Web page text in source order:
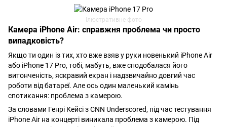
Ілюстративне фото
Камера iPhone Air: справжня проблема чи просто
випадковість?
Якщо ти один із тих, хто вже взяв у руки новенький iPhone Air
або iPhone 17 Pro, тобі, мабуть, вже сподобалася його
витонченість, яскравий екран і надзвичайно довгий час
роботи від батареї. Але ось один маленький камінь
спотикання: проблема з камерою.
За словами Генрі Кейсі з CNN Underscored, під час тестування
iPhone Air на концерті виникала проблема з камерою. Під